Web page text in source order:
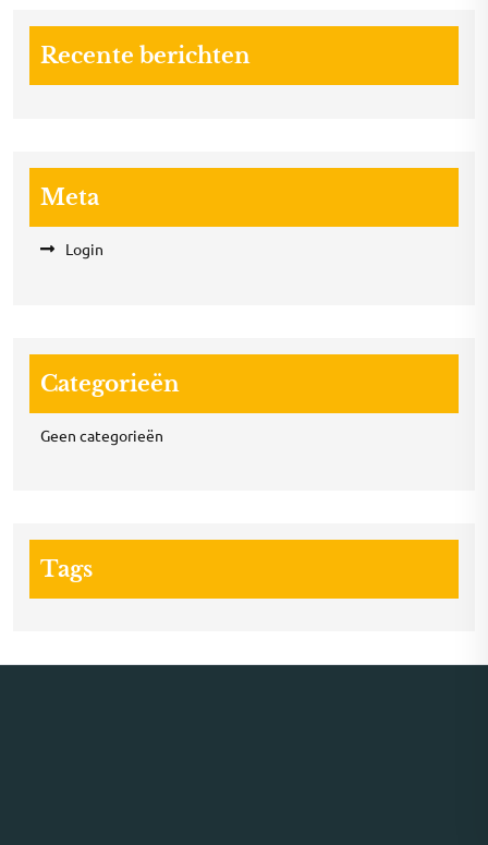
Recente berichten
Meta
Login
Categorieën
Geen categorieën
Tags